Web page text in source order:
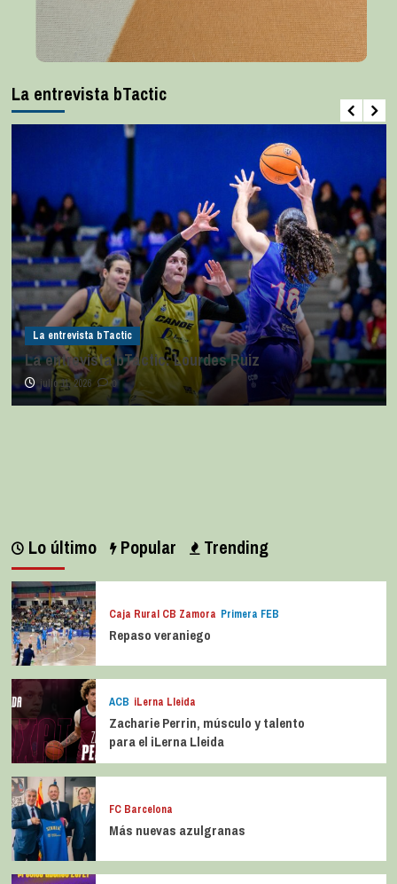
La entrevista bTactic
La entrevista bTactic
La entrevista bTactic: Lourdes Ruiz
julio 11, 2026 0
Lo último Popular Trending
Caja Rural CB Zamora Primera FEB
Repaso veraniego
ACB iLerna Lleida
Zacharie Perrin, músculo y talento
para el iLerna Lleida
FC Barcelona
Más nuevas azulgranas